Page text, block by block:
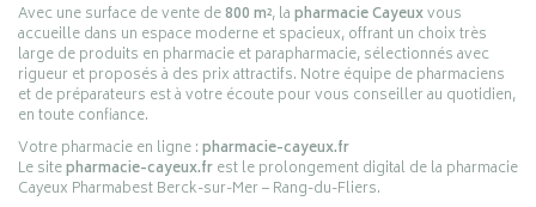
Avec une surface de vente de800 m², lapharmacie Cayeuxvous
accueille dans un espace moderne et spacieux, offrant un choix très
large de produits en pharmacie et parapharmacie, sélectionnés avec
rigueur et proposés à des prix attractifs. Notre équipe de pharmaciens
et de préparateurs est à votre écoute pour vous conseiller au quotidien,
en toute confiance.
Votre pharmacie en ligne :pharmacie-cayeux.fr
Le sitepharmacie-cayeux.frest le prolongement digital de la pharmacie
Cayeux Pharmabest Berck-sur-Mer – Rang-du-Fliers.